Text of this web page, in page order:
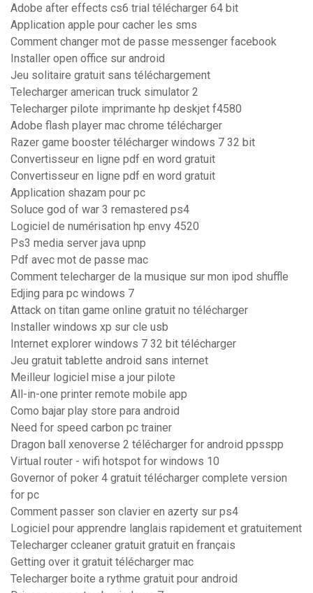
Adobe after effects cs6 trial télécharger 64 bit
Application apple pour cacher les sms
Comment changer mot de passe messenger facebook
Installer open office sur android
Jeu solitaire gratuit sans téléchargement
Telecharger american truck simulator 2
Telecharger pilote imprimante hp deskjet f4580
Adobe flash player mac chrome télécharger
Razer game booster télécharger windows 7 32 bit
Convertisseur en ligne pdf en word gratuit
Convertisseur en ligne pdf en word gratuit
Application shazam pour pc
Soluce god of war 3 remastered ps4
Logiciel de numérisation hp envy 4520
Ps3 media server java upnp
Pdf avec mot de passe mac
Comment telecharger de la musique sur mon ipod shuffle
Edjing para pc windows 7
Attack on titan game online gratuit no télécharger
Installer windows xp sur cle usb
Internet explorer windows 7 32 bit télécharger
Jeu gratuit tablette android sans internet
Meilleur logiciel mise a jour pilote
All-in-one printer remote mobile app
Como bajar play store para android
Need for speed carbon pc trainer
Dragon ball xenoverse 2 télécharger for android ppsspp
Virtual router - wifi hotspot for windows 10
Governor of poker 4 gratuit télécharger complete version
for pc
Comment passer son clavier en azerty sur ps4
Logiciel pour apprendre langlais rapidement et gratuitement
Telecharger ccleaner gratuit gratuit en français
Getting over it gratuit télécharger mac
Telecharger boite a rythme gratuit pour android